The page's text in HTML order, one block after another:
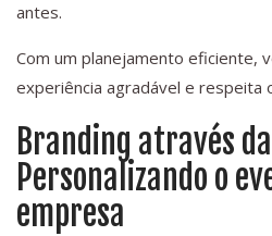
antes.
Com um planejamento eficiente,
experiência agradável e respeita
Branding através
Personalizando o
empresa